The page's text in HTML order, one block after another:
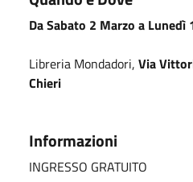
Da Sabato 2 Marzo a
Libreria Mondadori, Via
Chieri
Informazioni
INGRESSO GRATUITO